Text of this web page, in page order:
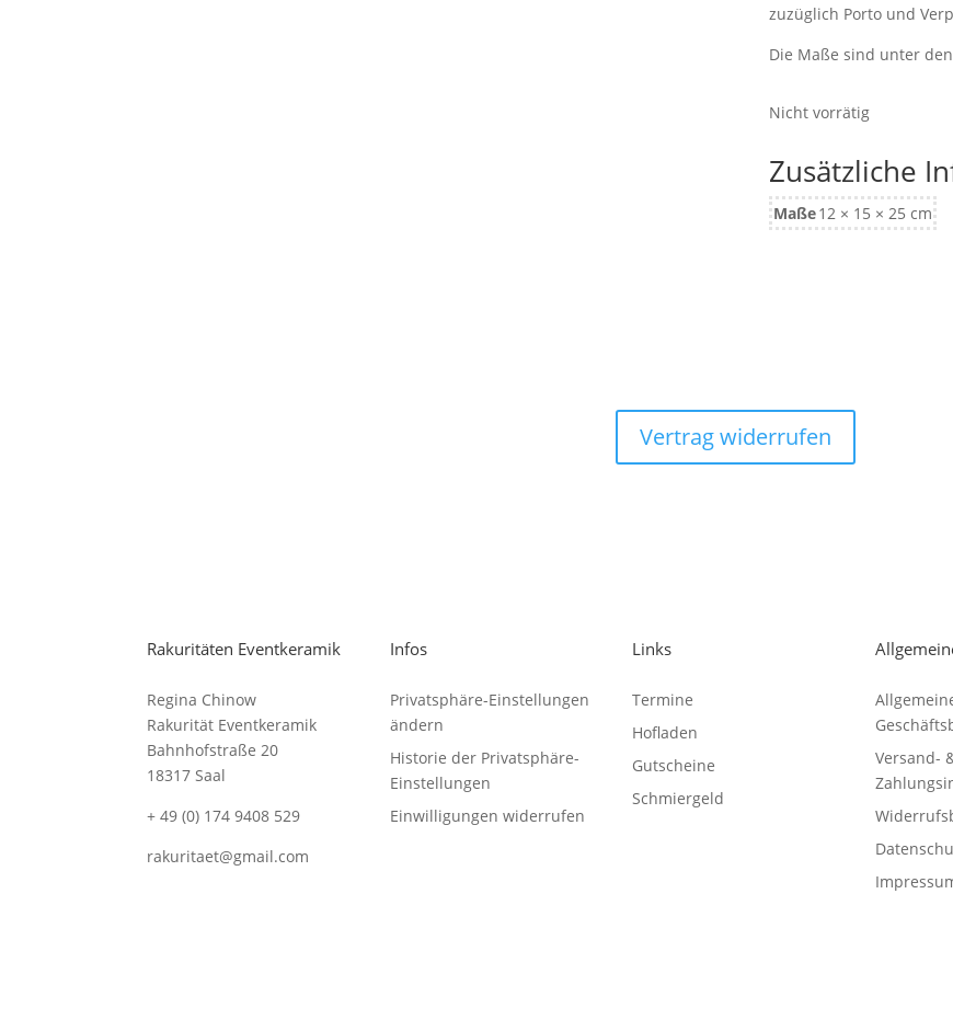
zuzüglich Porto und
Die Maße sind unter
Nicht vorrätig
Zusätzliche
Maße12 × 15 × 25 cm
Vertrag widerrufen
Rakuritäten Eventkeramik
Regina Chinow
Rakurität Eventkeramik
Bahnhofstraße 20
18317 Saal
+ 49 (0) 174 9408 529
rakuritaet@gmail.com
Infos
Privatsphäre-Einstellungen
ändern
Historie der Privatsphäre-
Einstellungen
Einwilligungen widerrufen
Links
Termine
Hofladen
Gutscheine
Schmiergeld
Versand-